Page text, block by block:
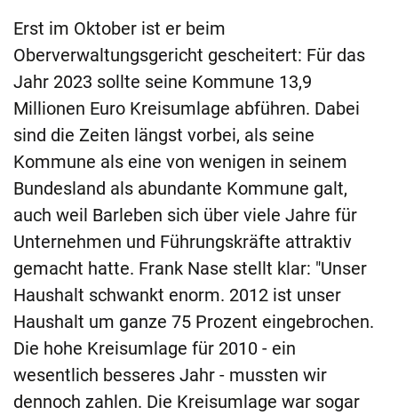
Erst im Oktober ist er beim
Oberverwaltungsgericht gescheitert: Für das
Jahr 2023 sollte seine Kommune 13,9
Millionen Euro Kreisumlage abführen. Dabei
sind die Zeiten längst vorbei, als seine
Kommune als eine von wenigen in seinem
Bundesland als abundante Kommune galt,
auch weil Barleben sich über viele Jahre für
Unternehmen und Führungskräfte attraktiv
gemacht hatte. Frank Nase stellt klar: "Unser
Haushalt schwankt enorm. 2012 ist unser
Haushalt um ganze 75 Prozent eingebrochen.
Die hohe Kreisumlage für 2010 - ein
wesentlich besseres Jahr - mussten wir
dennoch zahlen. Die Kreisumlage war sogar